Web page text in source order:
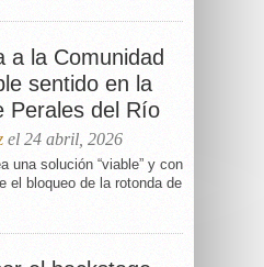
a la Comunidad
sentido en la
Perales del Río
el 24 abril, 2026
una solución “viable” y con
el bloqueo de la rotonda de